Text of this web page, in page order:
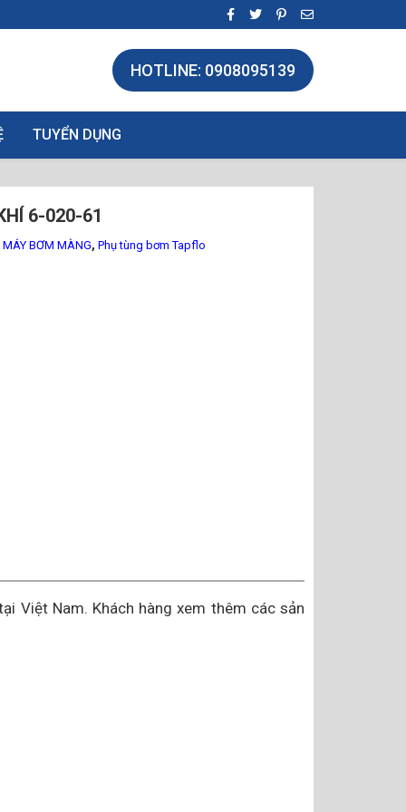
HOTLINE: 0908095139
TUYỂN DỤNG
6-020-61
MÁY BƠM MÀNG, Phụ tùng bơm Tapflo
Việt Nam. Khách hàng xem thêm các sản